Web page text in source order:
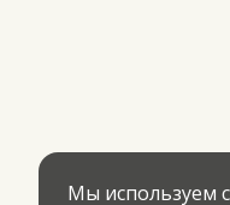
Мы используем